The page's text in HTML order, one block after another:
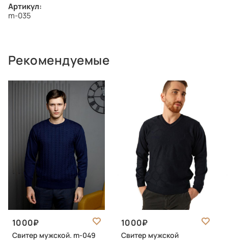
Артикул:
m-035
Рекомендуемые
1000
Свитер мужской. m-049
1000
Свитер мужской